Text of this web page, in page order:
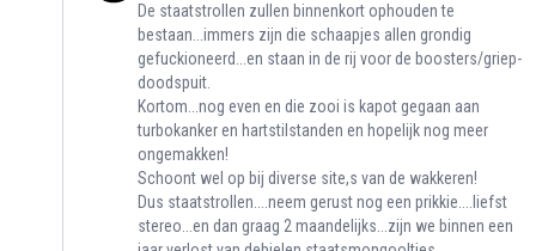
De staatstrollen zullen binnenkort ophouden te
bestaan...immers zijn die schaapjes allen grondig
gefuckioneerd...en staan in de rij voor de boosters/griep-
doodspuit.
Kortom...nog even en die zooi is kapot gegaan aan
turbokanker en hartstilstanden en hopelijk nog meer
ongemakken!
Schoont wel op bij diverse site,s van de wakkeren!
Dus staatstrollen....neem gerust nog een prikkie....liefst
stereo...en dan graag 2 maandelijks...zijn we binnen een